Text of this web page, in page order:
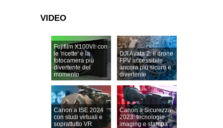
VIDEO
Fujifilm X100VI: con
le 'ricette' è la
fotocamera più
divertente del
momento
DJI Avata 2: il drone
FPV accessibile
ancora più sicuro e
divertente
Canon a ISE 2024
con studi virtuali e
soprattutto VR
Canon a Sicurezza
2023: tecnologie
imaging e stampa